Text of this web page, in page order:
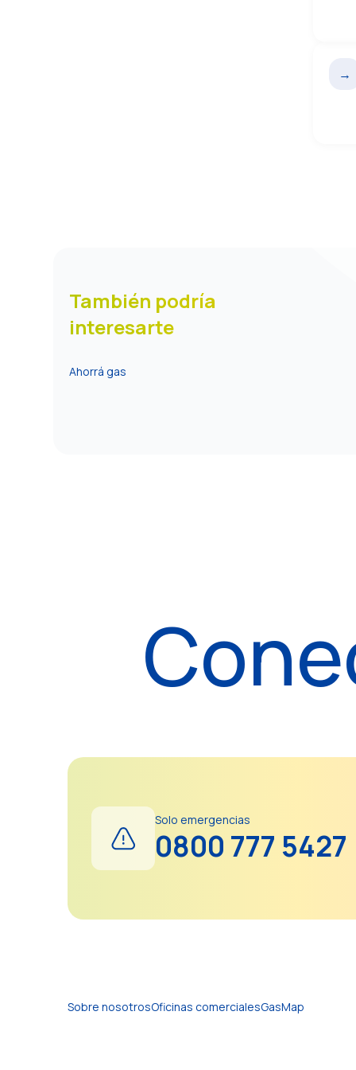
→
También podría
interesarte
Ahorrá gas
Solo emergencias
0800 777 5427
Sobre nosotrosOficinas comercialesGasMap